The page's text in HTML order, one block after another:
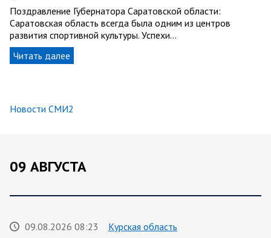
Поздравление Губернатора Саратовской области:
Саратовская область всегда была одним из центров
развития спортивной культуры. Успехи…
Читать далее
Новости СМИ2
09 АВГУСТА
09.08.2026 08:23
Курская область